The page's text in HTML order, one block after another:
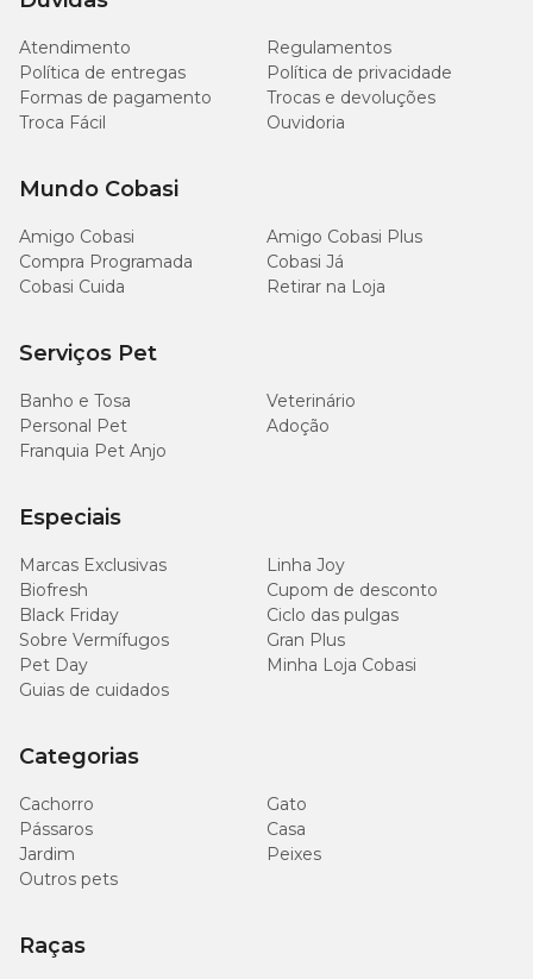
Matéria Mineral (máx.)
90
g/kg
9,0%
Fósforo (mín.)
7.000
Fósforo (máx.)
Sódio (mín.)
Potássio (mín.)
Ômega 6 (Mín.) 15 g/kg
Ômega 3 (mín.)
1.000
mg/kg
Lisina (mín.)
Vitamina E (mín.)
Atendimento
Regulamentos
Política de entregas
Política de privacidade
Formas de pagamento
Trocas e devoluções
Troca Fácil
Ouvidoria
Mundo Cobasi
Amigo Cobasi
Amigo Cobasi Plus
Compra Programada
Cobasi Já
Cobasi Cuida
Retirar na Loja
Serviços Pet
Banho e Tosa
Veterinário
Personal Pet
Adoção
Franquia Pet Anjo
Especiais
Marcas Exclusivas
Linha Joy
Biofresh
Cupom de desconto
Black Friday
Ciclo das pulgas
Sobre Vermífugos
Gran Plus
Pet Day
Minha Loja Cobasi
Guias de cuidados
Categorias
Cachorro
Gato
Pássaros
Casa
Jardim
Peixes
Outros pets
Raças